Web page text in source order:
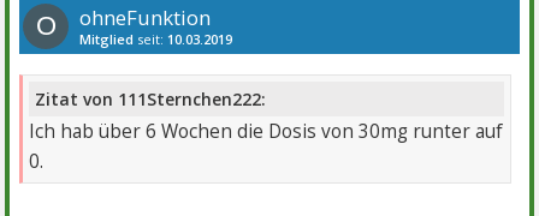
O ohneFunktion
Mitglied seit: 10.03.2019
Zitat von 111Sternchen222:
Ich hab über 6 Wochen die Dosis von 30mg runter auf
0.